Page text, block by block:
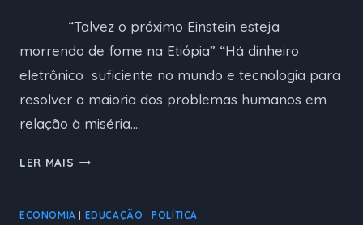
“Talvez o próximo Einstein esteja
morrendo de fome na Etiópia” “Há dinheiro
eletrônico suficiente no mundo e tecnologia para
resolver a maioria dos problemas humanos em
relação à miséria….
LER MAIS AS
CONTRA
ECONOMIA | EDUCAÇÃO |POLÍTICA